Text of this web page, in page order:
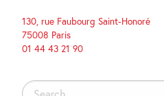
130, rue Faubourg Saint-Honoré
75008 Paris
01 44 43 21 90
Search